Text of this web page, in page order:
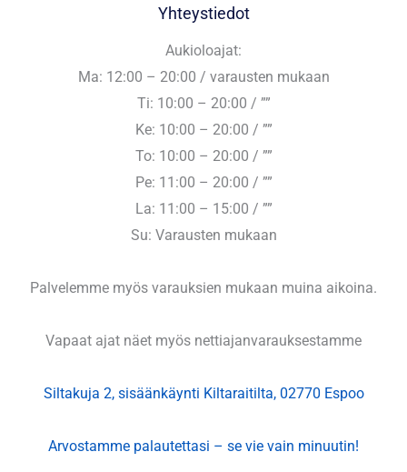
Yhteystiedot
Aukioloajat:
Ma: 12:00 – 20:00 / varausten mukaan
Ti: 10:00 – 20:00 / ””
Ke: 10:00 – 20:00 / ””
To: 10:00 – 20:00 / ””
Pe: 11:00 – 20:00 / ””
La: 11:00 – 15:00 / ””
Su: Varausten mukaan
Palvelemme myös varauksien mukaan muina aikoina.
Vapaat ajat näet myös nettiajanvarauksestamme
Siltakuja 2, sisäänkäynti Kiltaraitilta, 02770 Espoo
Arvostamme palautettasi – se vie vain minuutin!